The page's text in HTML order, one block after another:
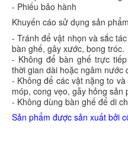
- Phiếu bảo hành
Khuyến cáo sử dụng sản
- Tránh để vật nhọn và sắc
bàn ghế, gây xước, bong tróc.
- Không để bàn ghế trực
thời gian dài hoặc ngâm nước
- Không để các vật nặng to
móp, cong vẹo, gẫy hỏng sản
- Không dùng bàn ghế để di
Sản phẩm được sản xuất bởi